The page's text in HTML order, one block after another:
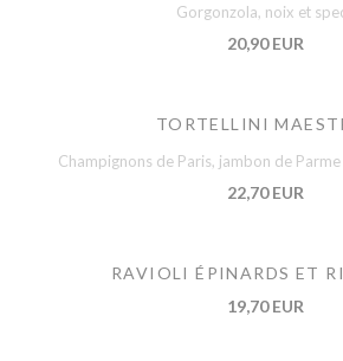
Gorgonzola, noix et
20,90 EUR
TORTELLINI
Champignons de Paris, jambon de
22,70 EUR
RAVIOLI ÉPINARDS ET
19,70 EUR